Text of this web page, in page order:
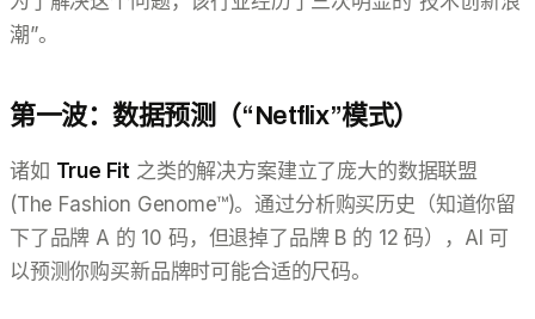
潮”。
第一波：数据预测（“Netflix”模式）
诸如 True Fit 之类的解决方案建立了庞大的数据联盟
(The Fashion Genome™)。通过分析购买历史（知道你留
下了品牌 A 的 10 码，但退掉了品牌 B 的 12 码），AI 可
以预测你购买新品牌时可能合适的尺码。